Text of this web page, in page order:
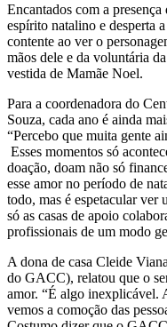
Encantados com a
espírito natalino e desperta
contente ao ver o
mãos dele e da voluntária
vestida de Mamãe Noel.
Para a coordenadora do
Souza, cada ano é ainda
“Percebo que muita gente
Esses momentos só
doação, doam não só
esse amor no período de
todo, mas é espetacular ver
só as casas de apoio
profissionais de um modo
A dona de casa Cleide
do GACC), relatou que o
amor. “É algo inexplicável.
vemos a comoção das